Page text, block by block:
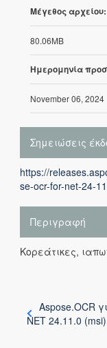
Μέγεθος αρχείου:
80.06MB
Ημερομηνία
November 06, 2024
Σημειώσεις
https://
se-ocr-for-net-24-
Περιγραφή
Κορεάτικες,
Aspose.OCR
NET 24.11.0 (msi)